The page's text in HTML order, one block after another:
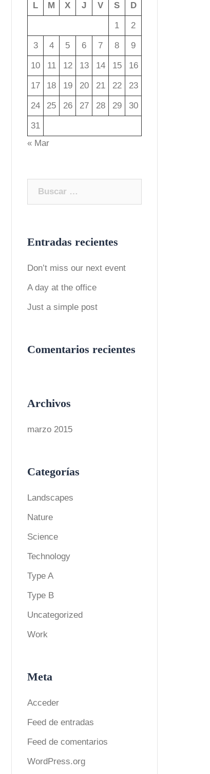
L M X J V S D
1 2
3 4 5 6 7 8 9
10 11 12 13 14 15 16
17 18 19 20 21 22 23
24 25 26 27 28 29 30
31
« Mar
Entradas recientes
Don’t miss our next event
A day at the office
Just a simple post
Comentarios recientes
Archivos
marzo 2015
Categorías
Landscapes
Nature
Science
Technology
Type A
Type B
Uncategorized
Work
Meta
Acceder
Feed de entradas
Feed de comentarios
WordPress.org